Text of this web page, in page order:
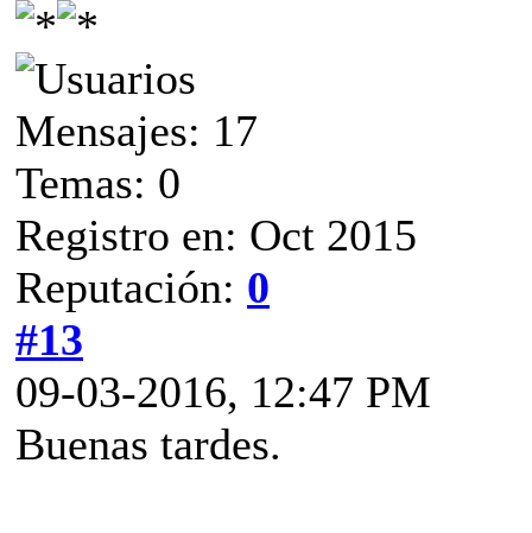
Mensajes: 17
Temas: 0
Registro en: Oct 2015
Reputación: 0
#13
09-03-2016, 12:47 PM
Buenas tardes.